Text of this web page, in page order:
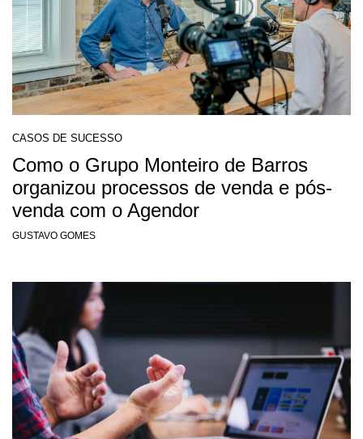
CASOS DE SUCESSO
Como o Grupo Monteiro de Barros
organizou processos de venda e pós-
venda com o Agendor
GUSTAVO GOMES